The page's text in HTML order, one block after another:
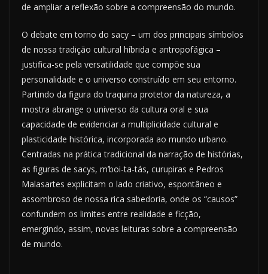
de ampliar a reflexão sobre a compreensão do mundo.
O debate em torno do sacy – um dos principais símbolos
de nossa tradição cultural híbrida e antropofágica –
justifica-se pela versatilidade que compõe sua
personalidade e o universo construído em seu entorno.
Partindo da figura do traquina protetor da natureza, a
mostra abrange o universo da cultura oral e sua
capacidade de evidenciar a multiplicidade cultural e
plasticidade histórica, incorporada ao mundo urbano.
Centradas na prática tradicional da narração de histórias,
as figuras de sacys, m’boi-ta-tás, curupiras e Pedros
Malasartes explicitam o lado criativo, espontâneo e
assombroso de nossa rica sabedoria, onde os “causos”
confundem os limites entre realidade e ficção,
emergindo, assim, novas leituras sobre a compreensão
de mundo.